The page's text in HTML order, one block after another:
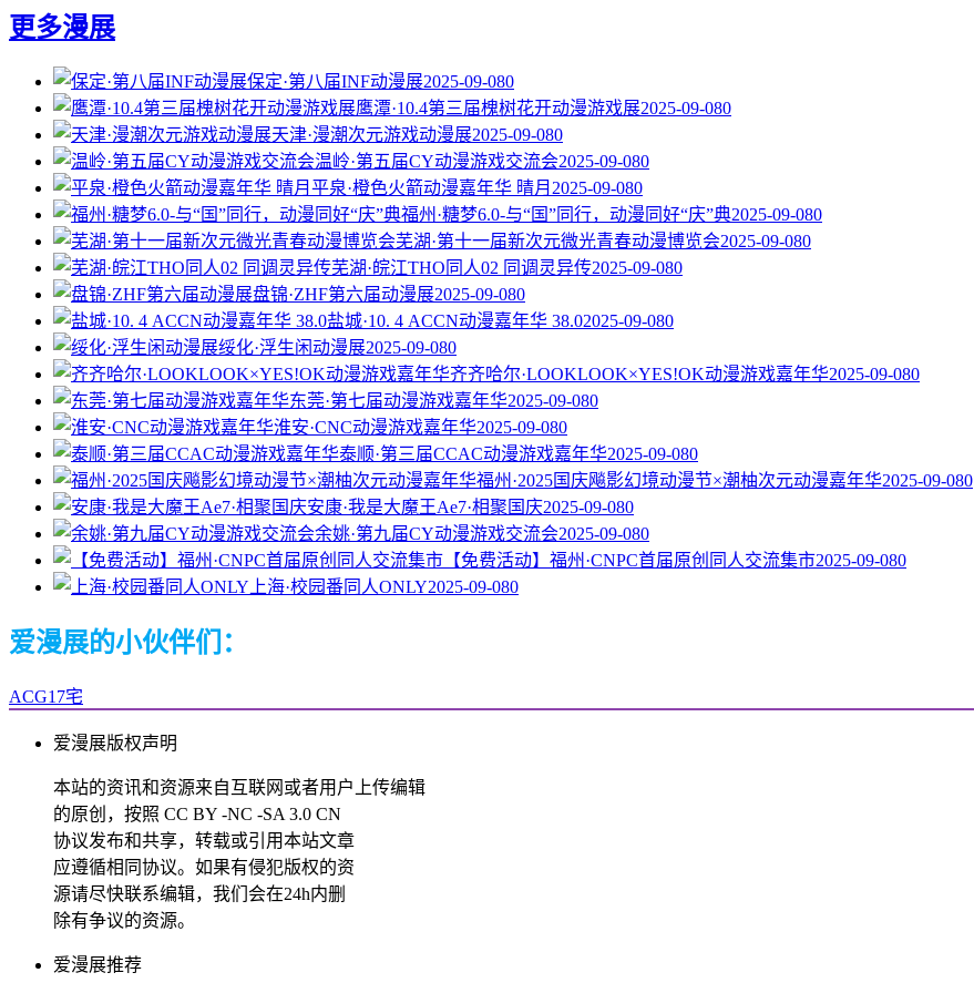
更多漫展
保定·第八届INF动漫展2025-09-080
鹰潭·10.4第三届槐树花开动漫游戏展2025-09-080
天津·漫潮次元游戏动漫展2025-09-080
温岭·第五届CY动漫游戏交流会2025-09-080
平泉·橙色火箭动漫嘉年华 晴月 2025-09-080
福州·糖梦6.0-与“国”同行，动漫同好“庆”典2025-09-080
芜湖·第十一届新次元微光青春动漫博览会2025-09-080
芜湖·皖江THO同人02 同调灵异传2025-09-080
盘锦·ZHF第六届动漫展2025-09-080
盐城·10. 4 ACCN动漫嘉年华 38.02025-09-080
绥化·浮生闲动漫展2025-09-080
齐齐哈尔·LOOKLOOK×YES!OK动漫游戏嘉年华2025-09-080
东莞·第七届动漫游戏嘉年华2025-09-080
淮安·CNC动漫游戏嘉年华2025-09-080
泰顺·第三届CCAC动漫游戏嘉年华2025-09-080
福州·2025国庆飚影幻境动漫节×潮柚次元动漫嘉年华2025-09-080
安康·我是大魔王Ae7·相聚国庆2025-09-080
余姚·第九届CY动漫游戏交流会2025-09-080
【免费活动】福州·CNPC首届原创同人交流集市2025-09-080
上海·校园番同人ONLY2025-09-080
爱漫展的小伙伴们：
ACG17宅
爱漫展版权声明
本站的资讯和资源来自互联网或者用户上传编辑
的原创，按照 CC BY -NC -SA 3.0 CN
协议发布和共享，转载或引用本站文章
应遵循相同协议。如果有侵犯版权的资
源请尽快联系编辑，我们会在24h内删
除有争议的资源。
爱漫展推荐